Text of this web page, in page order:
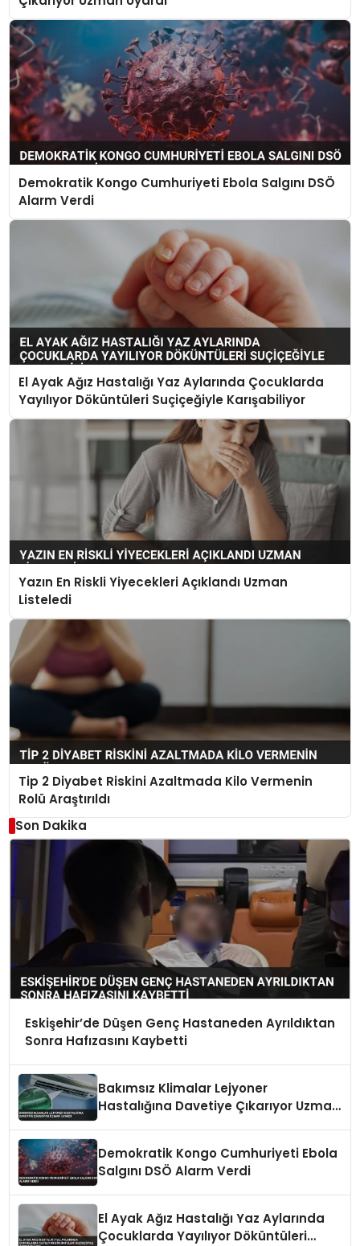
Demokratik Kongo Cumhuriyeti Ebola Salgını DSÖ
Alarm Verdi
El Ayak Ağız Hastalığı Yaz Aylarında Çocuklarda
Yayılıyor Döküntüleri Suçiçeğiyle Karışabiliyor
Yazın En Riskli Yiyecekleri Açıklandı Uzman
Listeledi
Tip 2 Diyabet Riskini Azaltmada Kilo Vermenin
Rolü Araştırıldı
Son Dakika
Eskişehir’de Düşen Genç Hastaneden Ayrıldıktan
Sonra Hafızasını Kaybetti
Bakımsız Klimalar Lejyoner
Hastalığına Davetiye Çıkarıyor Uzman
Demokratik Kongo Cumhuriyeti Ebola
Salgını DSÖ Alarm Verdi
El Ayak Ağız Hastalığı Yaz Aylarında
Çocuklarda Yayılıyor Döküntüleri